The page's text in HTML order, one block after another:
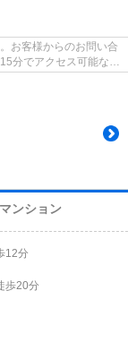
お客様からのお問い合
分でアクセス可能な物
ンション
12分
歩20分